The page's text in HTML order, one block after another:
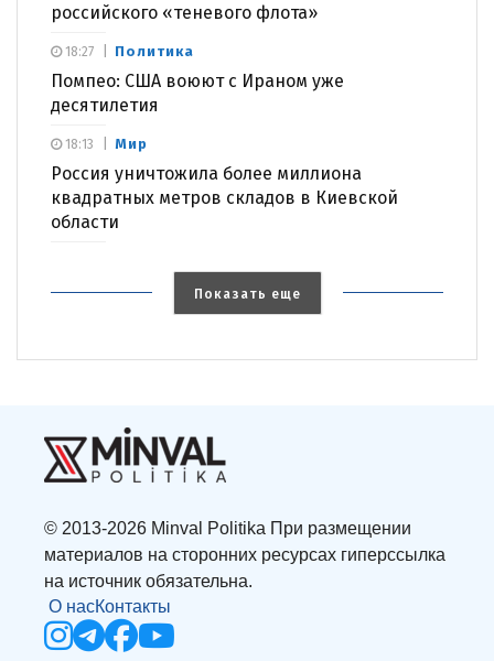
российского «теневого флота»
Политика
Помпео: США воюют с Ираном уже
десятилетия
18:27
Мир
Россия уничтожила более миллиона
квадратных метров складов в Киевской
области
18:13
Показать еще
© 2013-2026 Minval Politika При размещении
материалов на сторонних ресурсах гиперссылка
на источник обязательна.
О насКонтакты